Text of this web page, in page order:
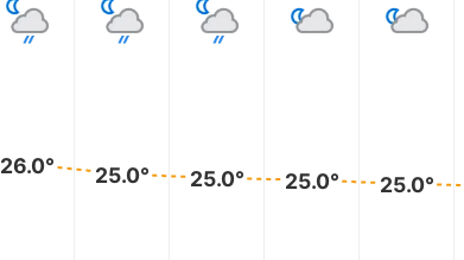
26.0° 25.0° 25.0° 25.0° 25.0°